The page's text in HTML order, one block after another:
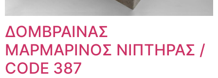
ΔΟΜΒΡΑΙΝΑΣ
ΜΑΡΜΑΡΙΝΟΣ ΝΙΠΤΗΡΑΣ /
CODE 387